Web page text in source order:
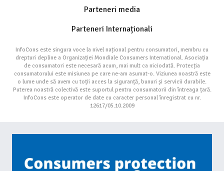
Parteneri media
Parteneri Internaționali
InfoCons este singura voce la nivel național pentru consumatori, membru cu
drepturi depline a Organizației Mondiale Consumers International. Asociația
de consumatori este necesară acum, mai mult ca niciodată. Protecția
consumatorului este misiunea pe care ne-am asumat-o. Viziunea noastră este
o lume unde să avem cu toții acces la siguranță, bunuri și servicii durabile.
Puterea noastră colectivă este suportul pentru consumatorii din întreaga țară.
InfoCons este operator de date cu caracter personal înregistrat cu nr.
12617/05.10.2009